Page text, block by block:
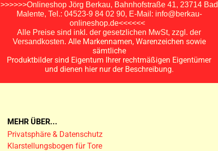
>>>>>>Onlineshop Jörg Berkau, Bahnhofstraße 41, 23714 Bad
Malente, Tel.: 04523-9 84 02 90, E-Mail: info@berkau-
onlineshop.de<<<<<<
Alle Preise sind inkl. der gesetzlichen MwSt, zzgl. der
Versandkosten. Alle Markennamen, Warenzeichen sowie
sämtliche
Produktbilder sind Eigentum Ihrer rechtmäßigen Eigentümer
und dienen hier nur der Beschreibung.
MEHR ÜBER...
Privatsphäre & Datenschutz
Klarstellungsbogen für Tore